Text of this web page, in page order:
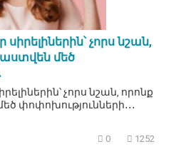
չորս նշան,
մեծ
չորս նշան, որոնք
փոփոխությունների․․․
0 1252